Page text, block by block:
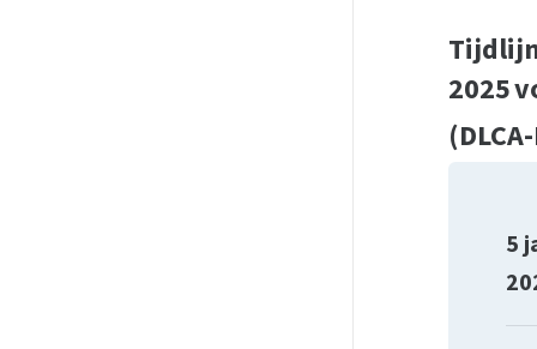
2025
5